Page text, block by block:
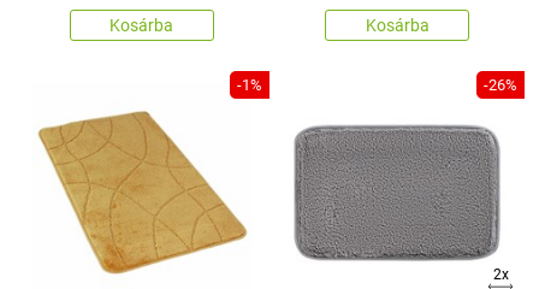
Kosárba Kosárba
-1% -26%
2x